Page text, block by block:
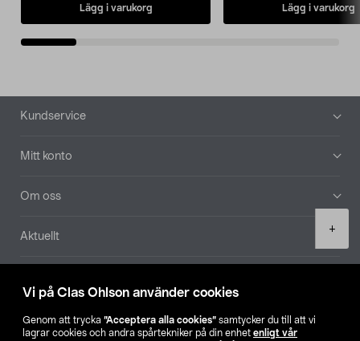
Vi på Clas Ohlson använder cookies
Genom att trycka ”Acceptera alla cookies” samtycker du till att vi
lagrar cookies och andra spårtekniker på din enhet enligt vår
+
Lägg i varukorg Lägg i varukorg
Sidfot
Kundservice
Mitt konto
Om oss
Aktuellt
Hitta butik